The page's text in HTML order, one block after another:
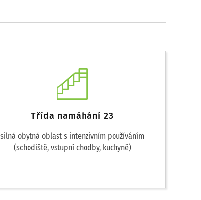
Třída namáhání 23
silná obytná oblast s intenzivním používáním
(schodiště, vstupní chodby, kuchyně)